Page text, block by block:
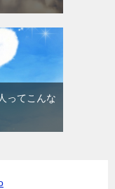
ってこんな